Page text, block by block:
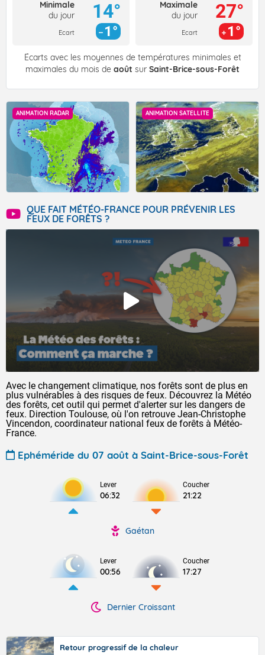
Minimale
du jour
Ecart
14°
1°
Maximale
du jour
Ecart
27°
1°
Écarts avec les moyennes de températures minimales et
maximales du mois de août sur Saint-Brice-sous-Forêt
ANIMATION RADAR ANIMATION SATELLITE
QUE FAIT MÉTÉO-FRANCE POUR PRÉVENIR LES
FEUX DE FORÊTS ?
Avec le changement climatique, nos forêts sont de plus en
plus vulnérables à des risques de feux. Découvrez la Météo
des forêts, cet outil qui permet d'alerter sur les dangers de
feux. Direction Toulouse, où l'on retrouve Jean-Christophe
Vincendon, coordinateur national feux de forêts à Météo-
France.
Ephéméride du 07 août à Saint-Brice-sous-Forêt
Lever
06:32
Coucher
21:22
Gaétan
Lever
00:56
Coucher
17:27
Dernier Croissant
Retour progressif de la chaleur